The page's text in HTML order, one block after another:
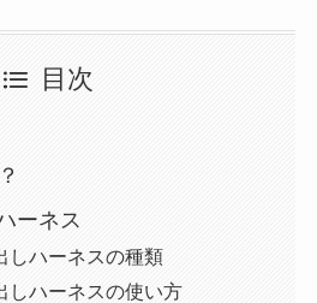
目次
ーネス
しハーネスの種類
しハーネスの使い方